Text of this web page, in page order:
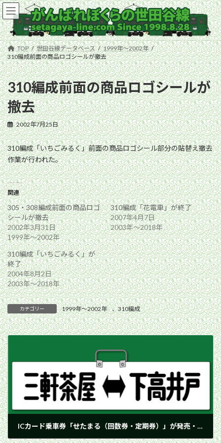
コ
ン
テ
ン
ツ
へ
ス
キ
ッ
プ
ナ
ビ
ゲ
ー
シ
ョ
ン
に
移
動
TOP 世田谷線データベース
1999年〜2002年
310編成前面の商品ロゴシールが撤去
310編成前面の商品ロゴシールが
撤去
2002年7月25日
310編成「いちごみるく」前面の商品ロゴシール部分の貼替え撤去
作業が行われた。
関連
305・308編成前面の商品ロゴ
シールが撤去
2002年3月31日
1999年〜2002年
310編成「花電車」が終了
2007年4月7日
2003年〜2018年
310編成「いちごみるく」が
終了
2004年8月2日
2003年〜2018年
カテゴリー 1999年〜2002年 、310編成
ICカード乗車券「せたまる（回数券・定期券）」が発売・運用開始